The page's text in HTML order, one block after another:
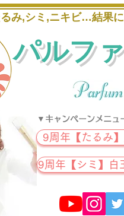
み,シミ,ニキビ…結果
パルフ
9周年【たるみ
▼キャンペーンメニュ
9周年【シミ】白